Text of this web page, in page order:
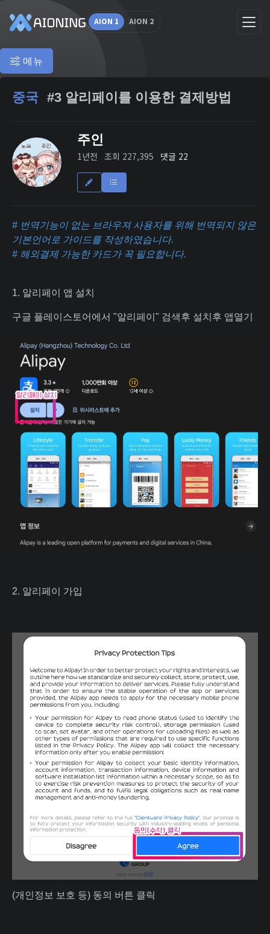
AION 1 AION 2
메뉴
중국 #3 알리페이를 이용한 결제방법
주인
1년전 조회 227,395 댓글 22
# 번역기능이 없는 브라우져 사용자를 위해 번역되지 않은
기본언어로 가이드를 작성하였습니다.
# 해외결제 가능한 카드가 꼭 필요합니다.
1. 알리페이 앱 설치
구글 플레이스토어에서 "알리페이" 검색후 설치후 앱열기
2. 알리페이 가입
(개인정보 보호 등) 동의 버튼 클릭